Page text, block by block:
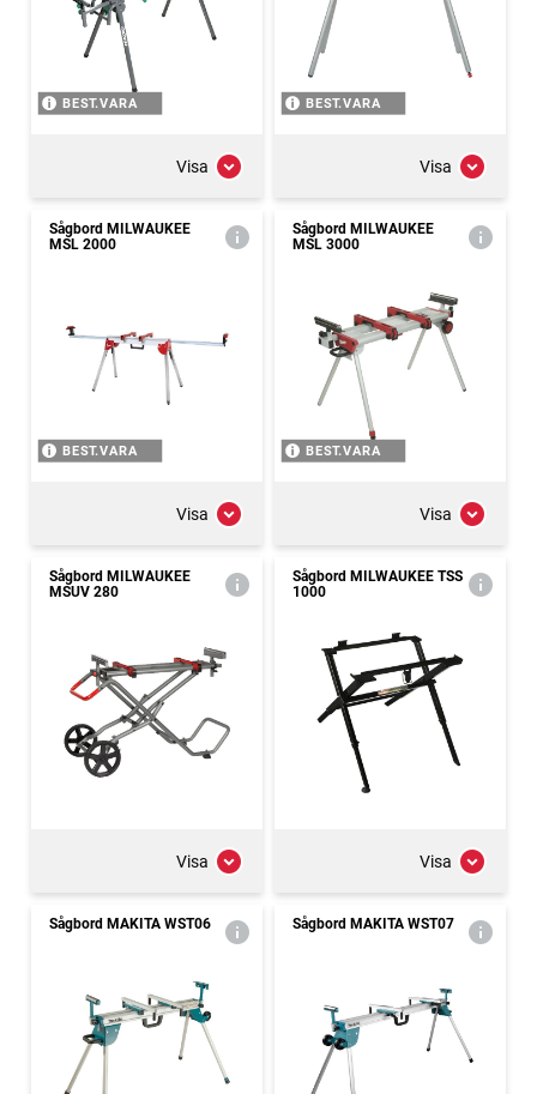
BEST.VARA
Visa
BEST.VARA
Visa
Sågbord MILWAUKEE
MSL 2000
BEST.VARA
Visa
Sågbord MILWAUKEE
MSL 3000
BEST.VARA
Visa
Sågbord MILWAUKEE
MSUV 280
Visa
Sågbord MILWAUKEE TSS
1000
Visa
Sågbord MAKITA WST06 Sågbord MAKITA WST07